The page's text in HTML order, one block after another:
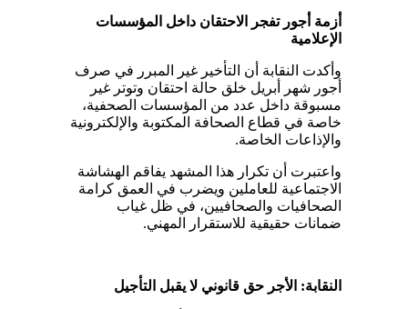
أزمة أجور تفجر الاحتقان داخل المؤسسات
الإعلامية
وأكدت النقابة أن التأخير غير المبرر في صرف
أجور شهر أبريل خلق حالة احتقان وتوتر غير
مسبوقة داخل عدد من المؤسسات الصحفية،
خاصة في قطاع الصحافة المكتوبة والإلكترونية
والإذاعات الخاصة.
واعتبرت أن تكرار هذا المشهد يفاقم الهشاشة
الاجتماعية للعاملين ويضرب في العمق كرامة
الصحافيات والصحافيين، في ظل غياب
ضمانات حقيقية للاستقرار المهني.
النقابة: الأجر حق قانوني لا يقبل التأجيل